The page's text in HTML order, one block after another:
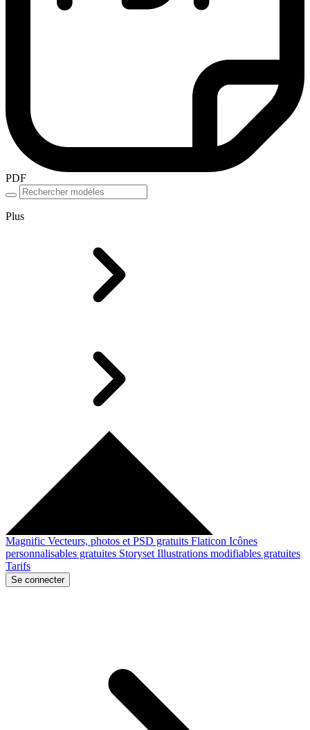
PDF
Plus
Magnific Vecteurs, photos et PSD gratuits Flaticon Icônes
personnalisables gratuites Storyset Illustrations modifiables gratuites
Tarifs
Se connecter